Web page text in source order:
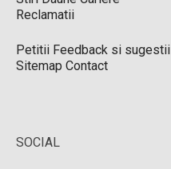
Reclamatii
Petitii Feedback si sugestii
Sitemap Contact
SOCIAL